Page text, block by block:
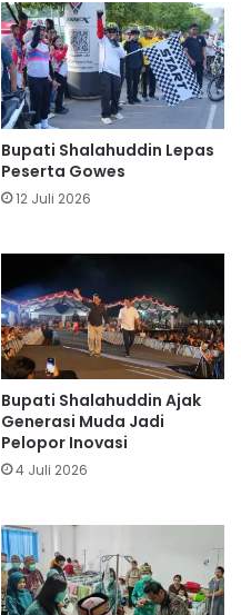
Bupati Shalahuddin Lepas
Peserta Gowes
12 Juli 2026
Bupati Shalahuddin Ajak
Generasi Muda Jadi
Pelopor Inovasi
4 Juli 2026